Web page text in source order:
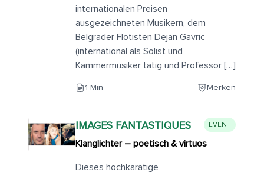
internationalen Preisen
ausgezeichneten Musikern, dem
Belgrader Flötisten Dejan Gavric
(international als Solist und
Kammermusiker tätig und Professor […]
1 Min Merken
IMAGES FANTASTIQUES EVENT
Klanglichter – poetisch & virtuos
Dieses hochkarätige